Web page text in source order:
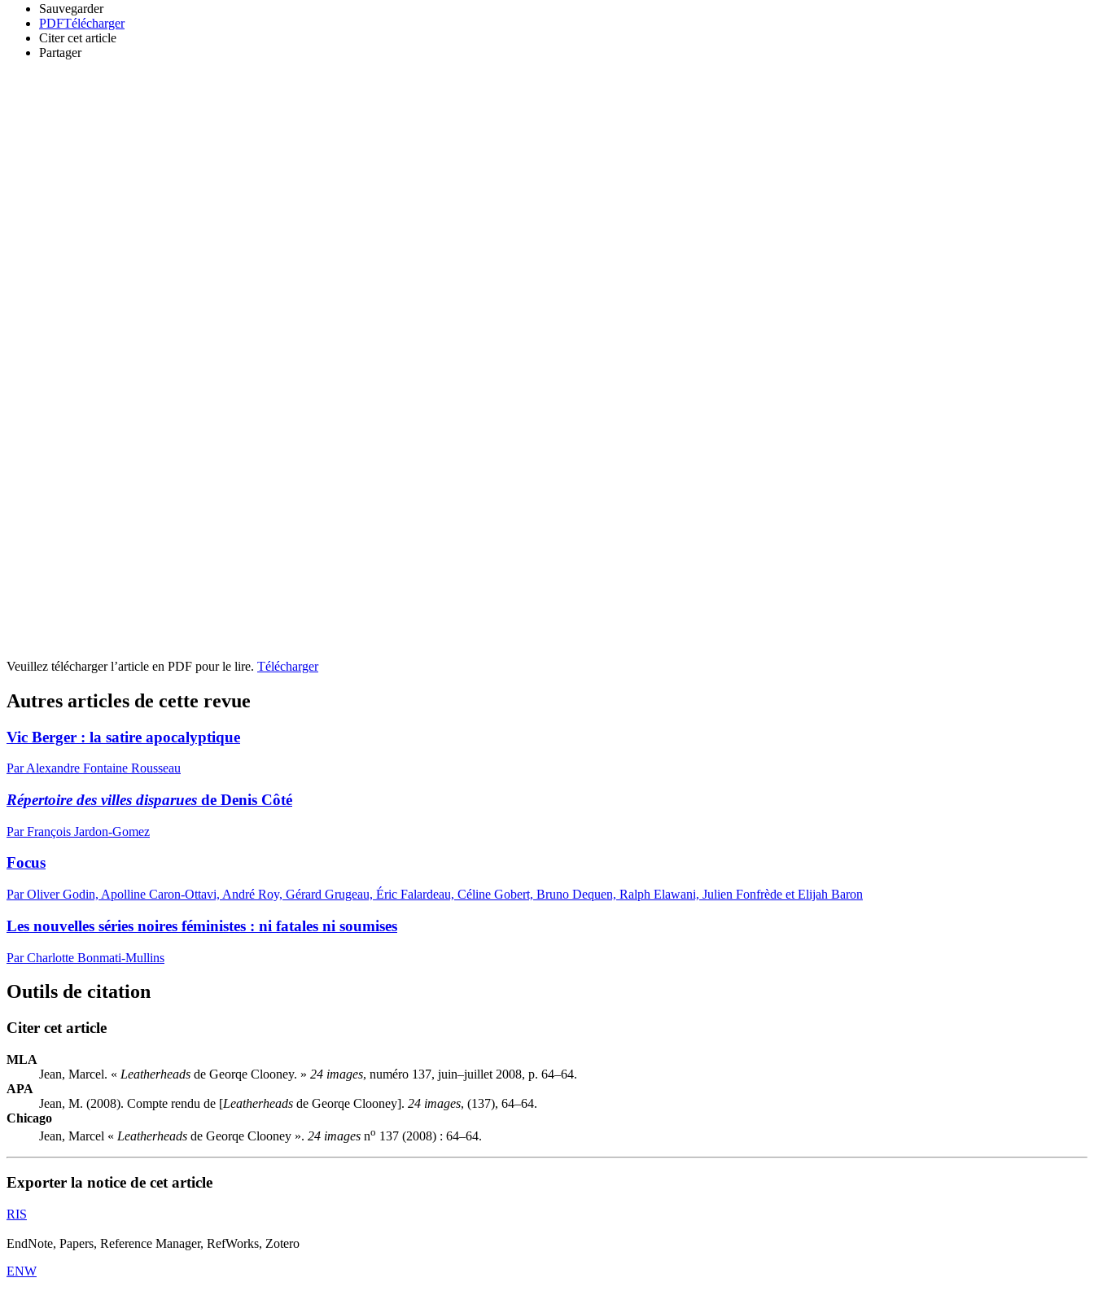
Sauvegarder
PDFTélécharger
Citer cet article
Partager
Veuillez télécharger l’article en PDF pour le lire. Télécharger
Autres articles de cette revue
Vic Berger : la satire apocalyptique
Par Alexandre Fontaine Rousseau
Répertoire des villes disparues de Denis Côté
Par François Jardon-Gomez
Focus
Par Oliver Godin, Apolline Caron-Ottavi, André Roy, Gérard Grugeau, Éric Falardeau, Céline Gobert, Bruno Dequen, Ralph Elawani, Julien Fonfrède et Elijah Baron
Les nouvelles séries noires féministes : ni fatales ni soumises
Par Charlotte Bonmati-Mullins
Outils de citation
Citer cet article
MLA
Jean, Marcel. « Leatherheads de Georqe Clooney. » 24 images, numéro 137, juin–juillet 2008, p. 64–64.
APA
Jean, M. (2008). Compte rendu de [Leatherheads de Georqe Clooney]. 24 images, (137), 64–64.
Chicago
Jean, Marcel « Leatherheads de Georqe Clooney ». 24 images no 137 (2008) : 64–64.
Exporter la notice de cet article
RIS
EndNote, Papers, Reference Manager, RefWorks, Zotero
ENW